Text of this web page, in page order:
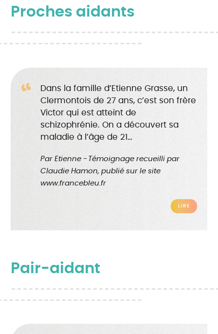
Proches aidants
Dans la famille d’Etienne Grasse, un
Clermontois de 27 ans, c’est son frère
Victor qui est atteint de
schizophrénie. On a découvert sa
maladie à l’âge de 21…
Par Etienne
Témoignage recueilli par
Claudie Hamon, publié sur le site
www.francebleu.fr
LIRE
Pair-aidant